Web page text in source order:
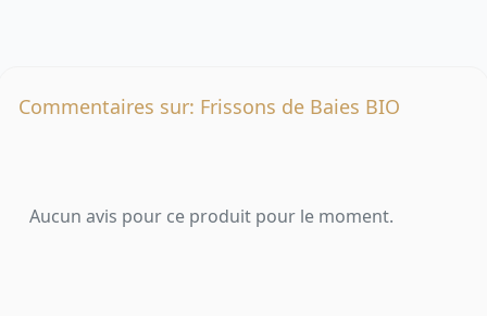
Commentaires sur: Frissons de Baies BIO
Aucun avis pour ce produit pour le moment.